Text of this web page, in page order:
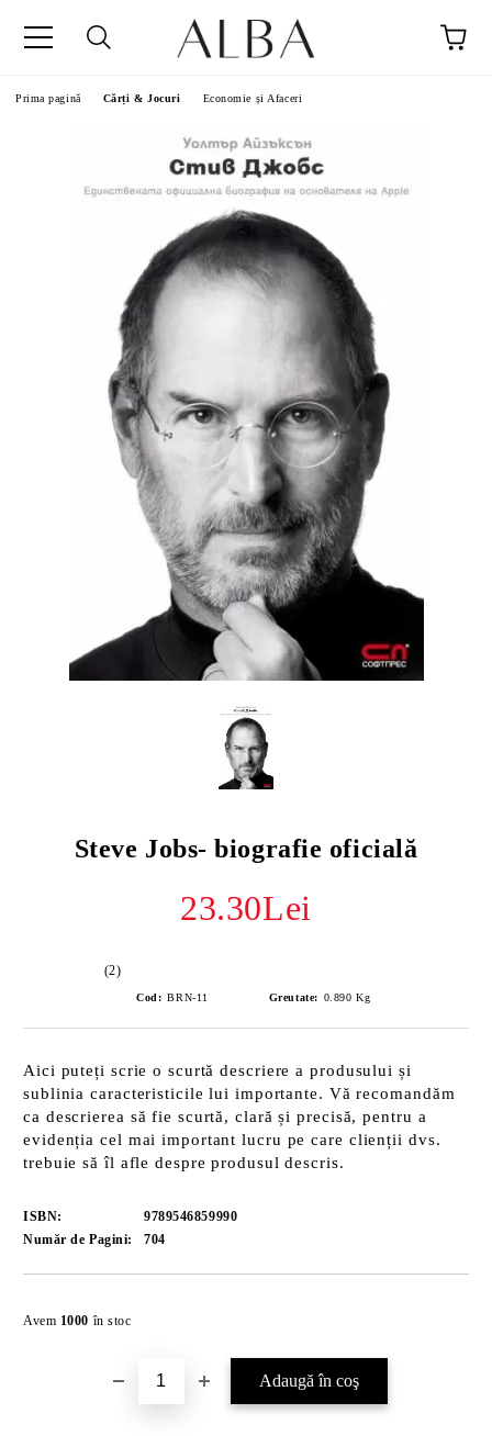
Prima pagină Cărți & Jocuri Economie și Afaceri
Steve Jobs- biografie oficială
23.30Lei
(2)
Cod: BRN-11 Greutate: 0.890 Kg
Aici puteți scrie o scurtă descriere a produsului și
sublinia caracteristicile lui importante. Vă recomandăm
ca descrierea să fie scurtă, clară și precisă, pentru a
evidenția cel mai important lucru pe care clienții dvs.
trebuie să îl afle despre produsul descris.
ISBN:
9789546859990
Număr de Pagini:
704
Avem 1000 în stoc